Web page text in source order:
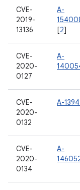
CVE-
2019-
13136
A-
[2]
CVE-
2020-
0127
A-
CVE-
2020-
0132
A-
CVE-
2020-
0134
A-